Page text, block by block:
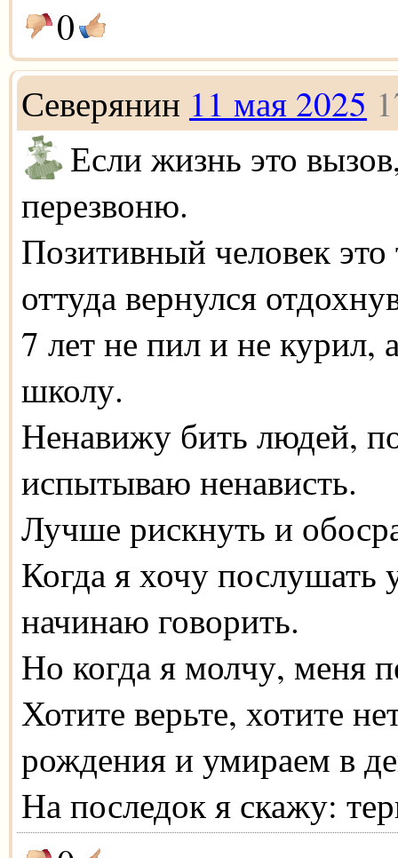
0
Северянин 11 мая 2025
Если жизнь это
перезвоню.
Позитивный человек
оттуда вернулся
7 лет не пил и не курил,
школу.
Ненавижу бить людей,
испытываю ненависть.
Лучше рискнуть и
Когда я хочу
начинаю говорить.
Но когда я молчу, меня
Хотите верьте, хотите
рождения и умираем в
На последок я скажу: